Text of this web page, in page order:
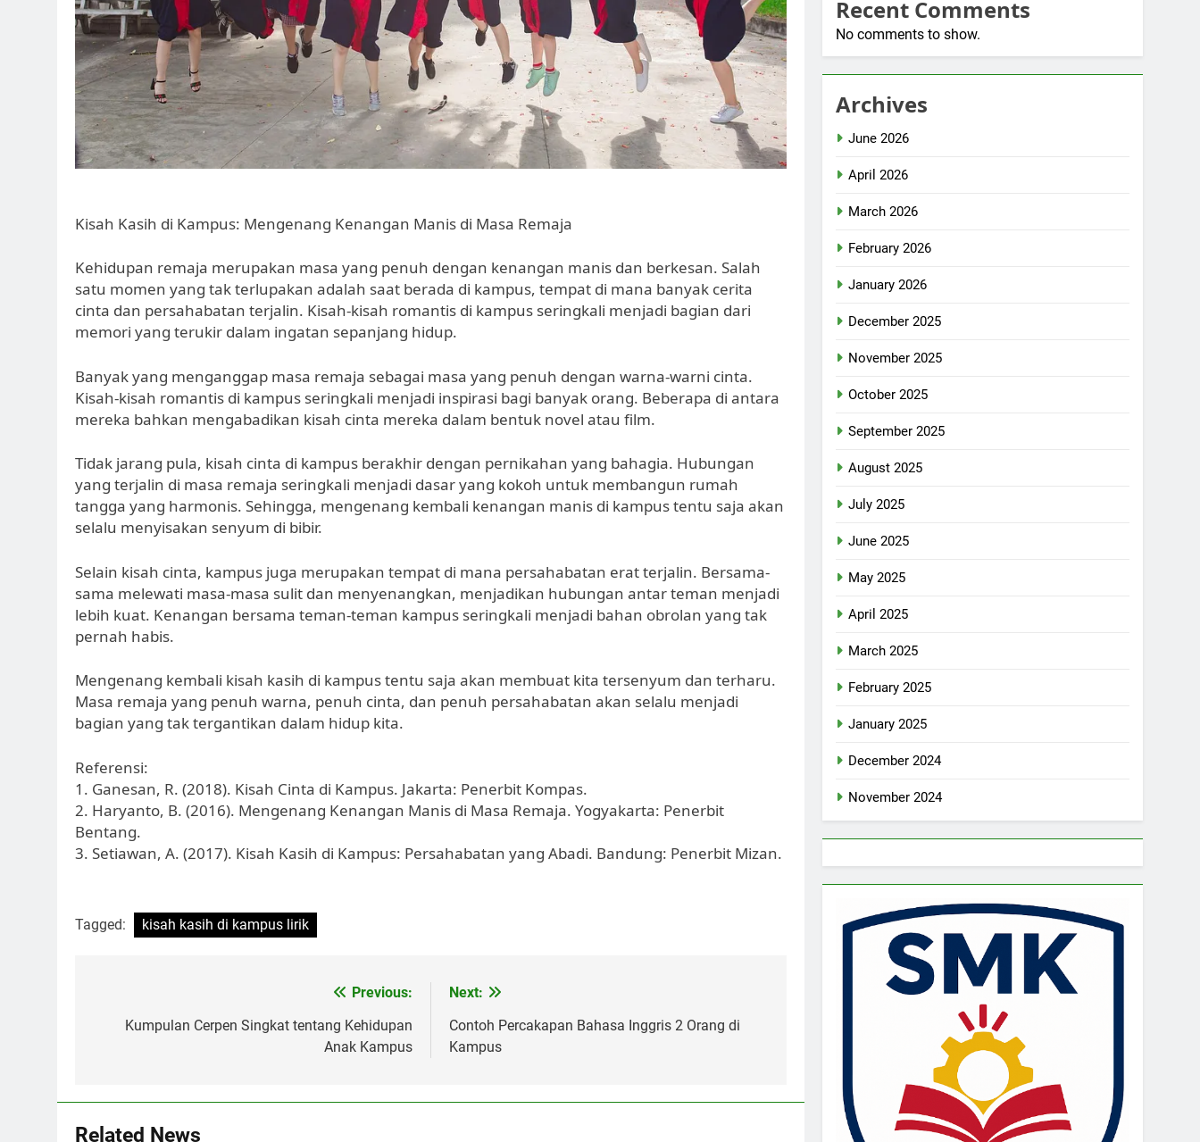
Kisah Kasih di Kampus: Mengenang Kenangan Manis di Masa Remaja
Kehidupan remaja merupakan masa yang penuh dengan kenangan manis dan berkesan. Salah
satu momen yang tak terlupakan adalah saat berada di kampus, tempat di mana banyak cerita
cinta dan persahabatan terjalin. Kisah-kisah romantis di kampus seringkali menjadi bagian dari
memori yang terukir dalam ingatan sepanjang hidup.
Banyak yang menganggap masa remaja sebagai masa yang penuh dengan warna-warni cinta.
Kisah-kisah romantis di kampus seringkali menjadi inspirasi bagi banyak orang. Beberapa di antara
mereka bahkan mengabadikan kisah cinta mereka dalam bentuk novel atau film.
Tidak jarang pula, kisah cinta di kampus berakhir dengan pernikahan yang bahagia. Hubungan
yang terjalin di masa remaja seringkali menjadi dasar yang kokoh untuk membangun rumah
tangga yang harmonis. Sehingga, mengenang kembali kenangan manis di kampus tentu saja akan
selalu menyisakan senyum di bibir.
Selain kisah cinta, kampus juga merupakan tempat di mana persahabatan erat terjalin. Bersama-
sama melewati masa-masa sulit dan menyenangkan, menjadikan hubungan antar teman menjadi
lebih kuat. Kenangan bersama teman-teman kampus seringkali menjadi bahan obrolan yang tak
pernah habis.
Mengenang kembali kisah kasih di kampus tentu saja akan membuat kita tersenyum dan terharu.
Masa remaja yang penuh warna, penuh cinta, dan penuh persahabatan akan selalu menjadi
bagian yang tak tergantikan dalam hidup kita.
Referensi:
1. Ganesan, R. (2018). Kisah Cinta di Kampus. Jakarta: Penerbit Kompas.
2. Haryanto, B. (2016). Mengenang Kenangan Manis di Masa Remaja. Yogyakarta: Penerbit
Bentang.
3. Setiawan, A. (2017). Kisah Kasih di Kampus: Persahabatan yang Abadi. Bandung: Penerbit Mizan.
Tagged: kisah kasih di kampus lirik
navigation
Previous:
Kumpulan Cerpen Singkat tentang Kehidupan
Anak Kampus
Next:
Contoh Percakapan Bahasa Inggris 2 Orang di
Kampus
Related News
Recent Comments
No comments to show.
Archives
June 2026
April 2026
March 2026
February 2026
January 2026
December 2025
November 2025
October 2025
September 2025
August 2025
July 2025
June 2025
May 2025
April 2025
March 2025
February 2025
January 2025
December 2024
November 2024